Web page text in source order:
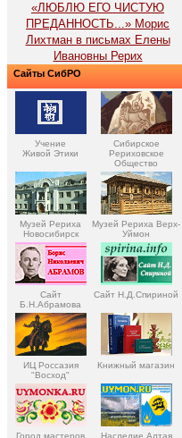
«ЛЮБЛЮ ЕГО ЧИСТУЮ
ПРЕДАННОСТЬ...» Морис
Лихтман в письмах Елены
Ивановны Рерих
Сайты СибРО
Учение
Живой Этики
Сибирское
Рериховское
Общество
Музей Рериха
Новосибирск
Музей Рериха Верх-
Уймон
Сайт
Б.Н.Абрамова
Сайт Н.Д.Спириной
ИЦ Россазия
"Восход"
Книжный магазин
Город мастеров Наследие Алтая